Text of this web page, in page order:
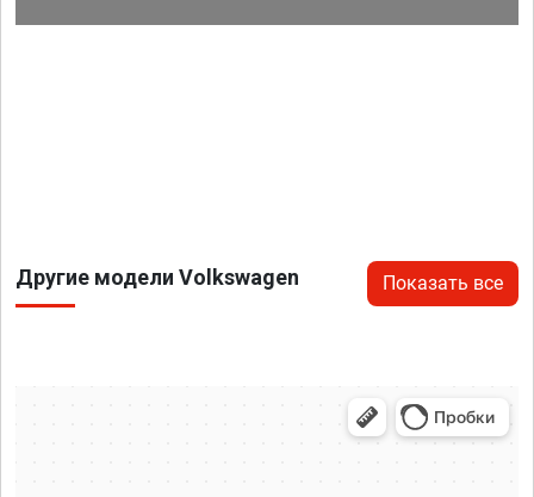
Другие модели Volkswagen Показать все